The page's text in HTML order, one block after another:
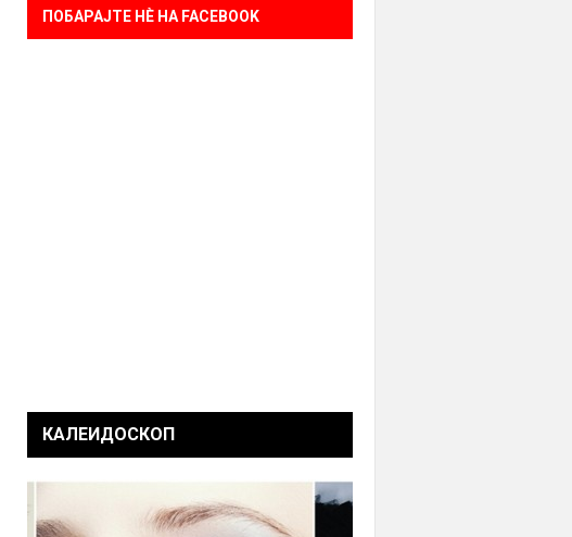
ПОБАРАЈТЕ НÈ НА FACEBOOK
КАЛЕИДОСКОП